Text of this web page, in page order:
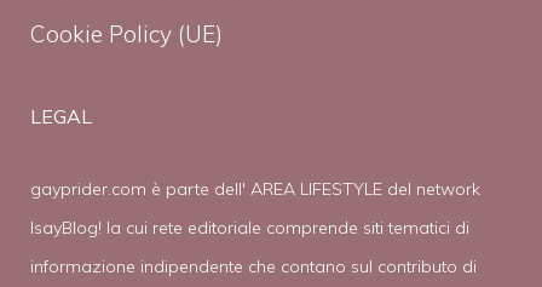
Cookie Policy (UE)
LEGAL
gayprider.com è parte dell' AREA LIFESTYLE del network
IsayBlog! la cui rete editoriale comprende siti tematici di
informazione indipendente che contano sul contributo di